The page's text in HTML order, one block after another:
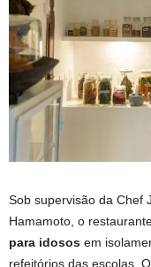
Sob supervisão da Chef
Hamamoto, o
para idosos em
refeitórios das escolas.